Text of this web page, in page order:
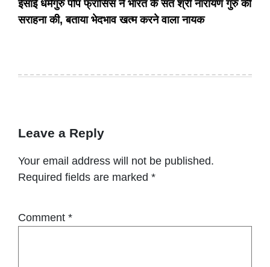
ईसाई धर्मगुरु पोप फ्रांसिस ने भारत के संत श्री नारायण गुरु की
सराहना की, बताया भेदभाव खत्म करने वाला नायक
Leave a Reply
Your email address will not be published.
Required fields are marked *
Comment *